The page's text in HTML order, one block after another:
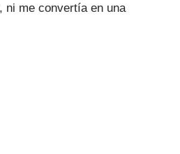
ni me convertía en una